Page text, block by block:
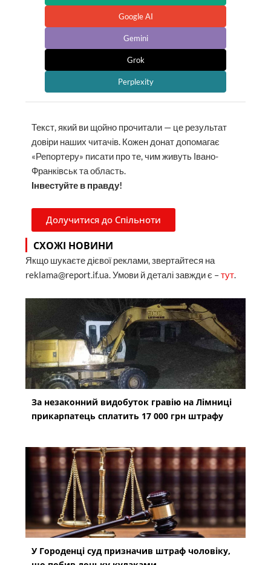
Google AI
Gemini
Grok
Perplexity
Текст, який ви щойно прочитали — це результат
довіри наших читачів. Кожен донат допомагає
«Репортеру» писати про те, чим живуть Івано-
Франківськ та область.
Інвестуйте в правду!
Долучитися до Спільноти
СХОЖІ НОВИНИ
Якщо шукаєте дієвої реклами, звертайтеся на
reklama@report.if.ua. Умови й деталі завжди є –тут.
За незаконний видобуток гравію на Лімниці
прикарпатець сплатить 17 000 грн штрафу
У Городенці суд призначив штраф чоловіку,